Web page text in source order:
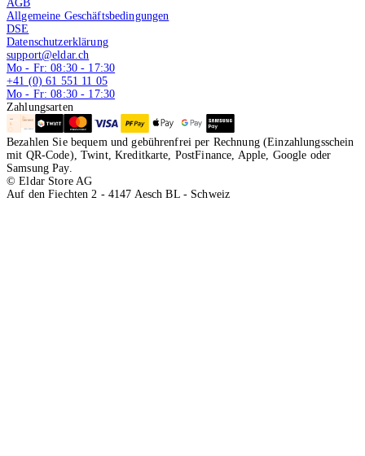
AGB
Allgemeine Geschäftsbedingungen
DSE
Datenschutzerklärung
support@eldar.ch
Mo - Fr: 08:30 - 17:30
+41 (0) 61 551 11 05
Mo - Fr: 08:30 - 17:30
Zahlungsarten
Bezahlen Sie bequem und gebührenfrei per Rechnung (Einzahlungsschein
mit QR-Code), Twint, Kreditkarte, PostFinance, Apple, Google oder
Samsung Pay.
© Eldar Store AG
Auf den Fiechten 2 - 4147 Aesch BL - Schweiz